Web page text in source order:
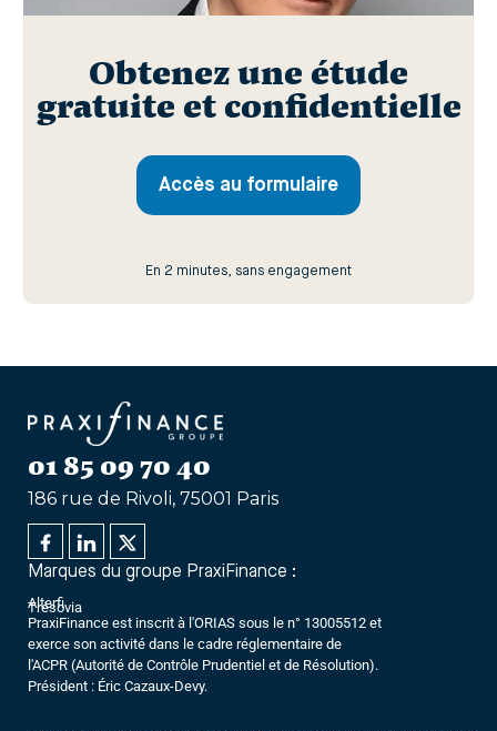
Obtenez une étude
gratuite et confidentielle
Accès au formulaire
En 2 minutes, sans engagement
01 85 09 70 40
186 rue de Rivoli, 75001 Paris
Marques du groupe PraxiFinance :
Alterfi
Trésovia
PraxiFinance est inscrit à l'ORIAS sous le n° 13005512 et
exerce son activité dans le cadre réglementaire de
l'ACPR (Autorité de Contrôle Prudentiel et de Résolution).
Président : Éric Cazaux-Devy.